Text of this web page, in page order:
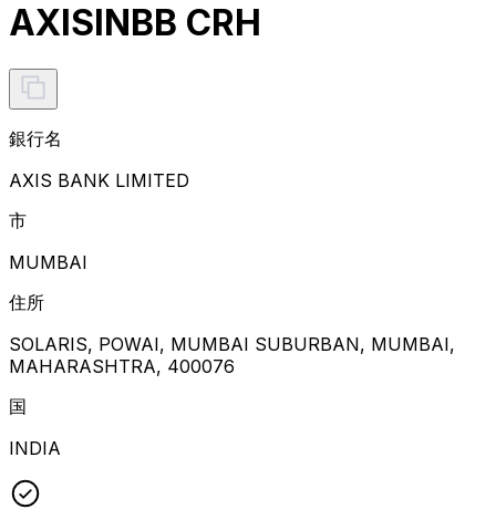
AXISINBB CRH
銀行名
AXIS BANK LIMITED
市
MUMBAI
住所
SOLARIS, POWAI, MUMBAI SUBURBAN, MUMBAI,
MAHARASHTRA, 400076
国
INDIA